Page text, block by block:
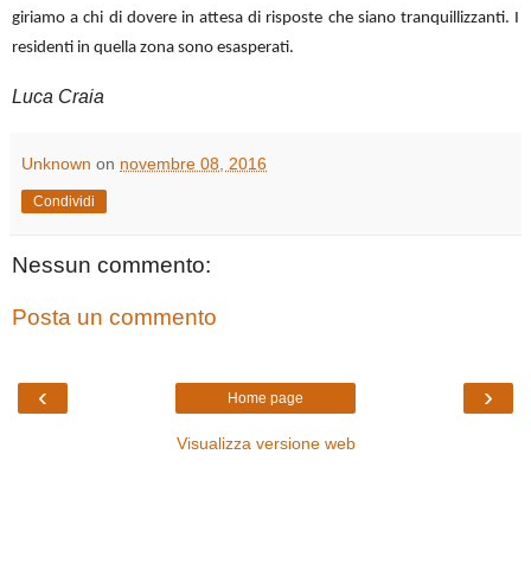
giriamo a chi di dovere in attesa di risposte che siano tranquillizzanti. I
residenti in quella zona sono esasperati.
Luca Craia
Unknown on novembre 08, 2016
Condividi
Nessun commento:
Posta un commento
‹ ›
Home page
Visualizza versione web